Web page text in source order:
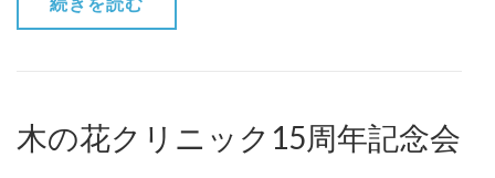
木の花クリニック15周年記念会